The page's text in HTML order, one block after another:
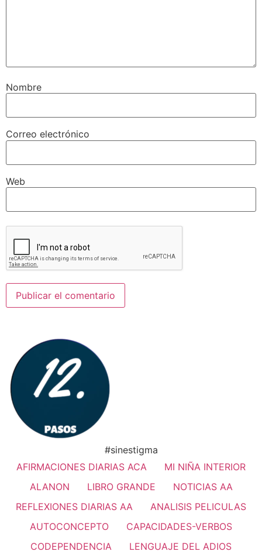
Nombre
Correo electrónico
Web
#sinestigma
AFIRMACIONES DIARIAS ACA
MI NIÑA INTERIOR
ALANON
LIBRO GRANDE
NOTICIAS AA
REFLEXIONES DIARIAS AA
ANALISIS PELICULAS
AUTOCONCEPTO
CAPACIDADES-VERBOS
CODEPENDENCIA
LENGUAJE DEL ADIOS